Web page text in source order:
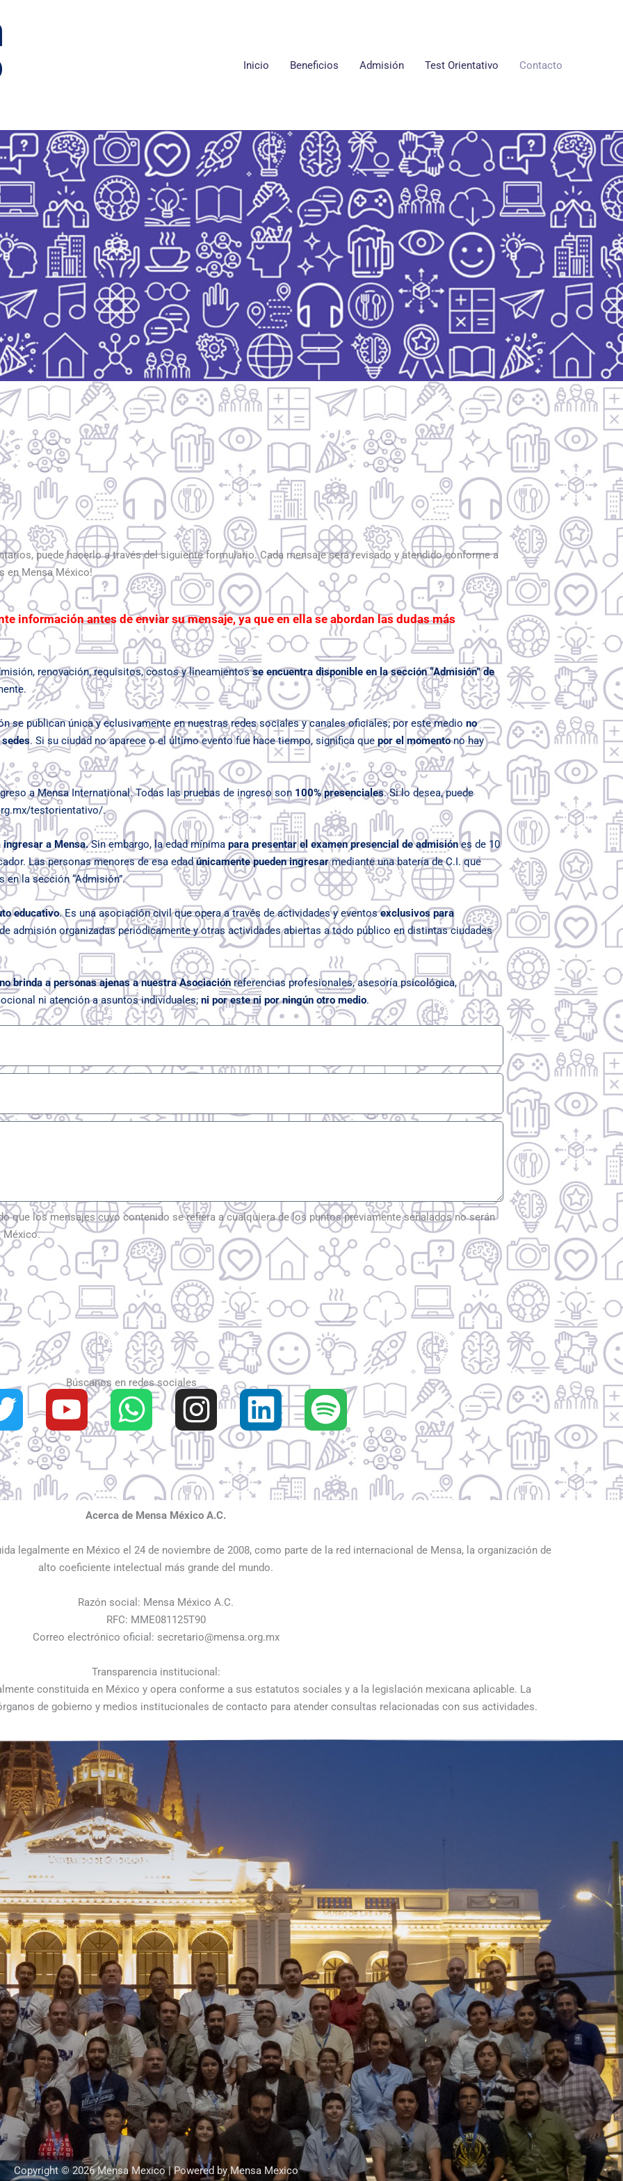
Inicio
Beneficios Admisión Test Orientativo Contacto
puede hacerlo a través del siguiente formulario. Cada mensaje será revisado y atendido conforme a
en Mensa México!
información antes de enviar su mensaje, ya que en ella se abordan las dudas más
renovación, requisitos, costos y lineamientosse encuentra disponible en la sección “Admisión” de
se publican única y eclusivamente en nuestras redes sociales y canales oficiales; por este medio no
. Si su ciudad no aparece o el último evento fue hace tiempo, significa que por el momentono hay
a Mensa International. Todas las pruebas de ingreso son 100% presenciales. Si lo desea, puede
testorientativo/.
ingresar a Mensa.Sin embargo, la edad mínima para presentar el examen presencial de admisiónes de 10
Las personas menores de esa edadúnicamente pueden ingresarmediante una batería de C.I. que
la sección “Admisión”.
educativo. Es una asociación civil que opera a través de actividades y eventosexclusivos para
admisión organizadas periódicamente y otras actividades abiertas a todo público en distintas ciudades
no brinda a personas ajenas a nuestra Asociación referencias profesionales, asesoría psicológica,
ni atención a asuntos individuales; ni por este ni por ningún otro medio.
que los mensajes cuyo contenido se refiera a cualquiera de los puntos previamente señalados no serán
México.
Búscanos en redes sociales
T
w
i
t
e
Y
o
u
t
b
e
W
h
a
t
s
a
p
p
I
n
s
t
a
g
r
a
m
L
i
n
k
d
i
S
p
o
t
f
Acerca de Mensa México A.C.
legalmente en México el 24 de noviembre de 2008, como parte de la red internacional de Mensa, la organización de
alto coeficiente intelectual más grande del mundo.
Razón social: Mensa México A.C.
RFC: MME081125T90
Correo electrónico oficial: secretario@mensa.org.mx
Transparencia institucional:
constituida en México y opera conforme a sus estatutos sociales y a la legislación mexicana aplicable. La
de gobierno y medios institucionales de contacto para atender consultas relacionadas con sus actividades.
Copyright © 2026 Mensa Mexico | Powered by Mensa Mexico